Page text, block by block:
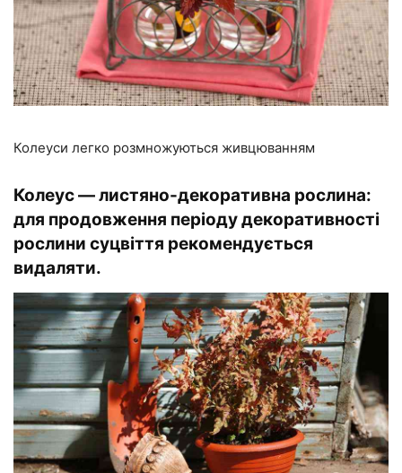
Колеуси легко розмножуються живцюванням
Колеус — листяно-декоративна рослина:
для продовження періоду декоративності
рослини суцвіття рекомендується
видаляти.